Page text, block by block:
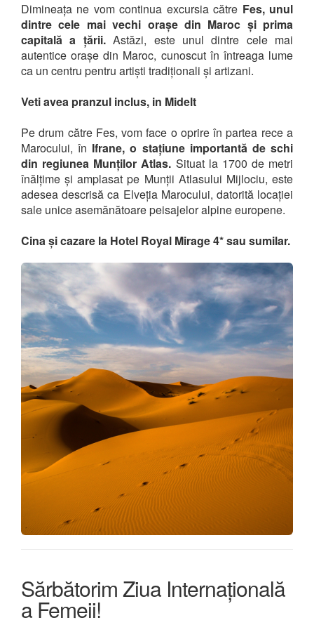
Dimineața ne vom continua excursia către Fes, unul
dintre cele mai vechi orașe din Maroc și prima
capitală a țării.Astăzi, este unul dintre cele mai
autentice orașe din Maroc, cunoscut în întreaga lume
ca un centru pentru artiști tradiționali și artizani.
Veti avea pranzul inclus, in Midelt
Pe drum către Fes, vom face o oprire în partea rece a
Marocului, în Ifrane, o stațiune importantă de schi
din regiunea Munților Atlas. Situat la 1700 de metri
înălțime și amplasat pe Munții Atlasului Mijlociu, este
adesea descrisă ca Elveția Marocului, datorită locației
sale unice asemănătoare peisajelor alpine europene.
Cina și cazare la Hotel Royal Mirage 4* sau sumilar.
Sărbătorim Ziua Internațională
a Femeii!